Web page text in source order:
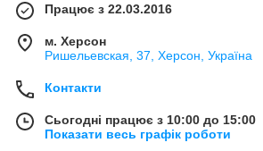
Працює з 22.03.2016
м. Херсон
Ришельевская, 37, Херсон, Україна
Контакти
Сьогодні працює з 10:00 до 15:00
Показати весь графік роботи